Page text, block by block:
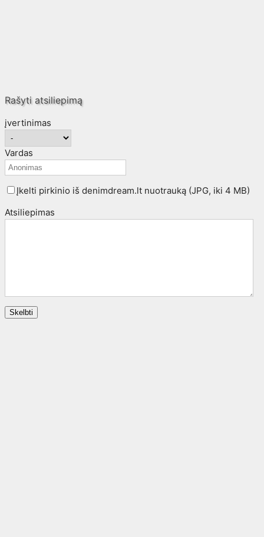
Rašyti atsiliepimą
įvertinimas
Vardas
Įkelti pirkinio iš denimdream.lt nuotrauką (JPG, iki 4 MB)
Atsiliepimas